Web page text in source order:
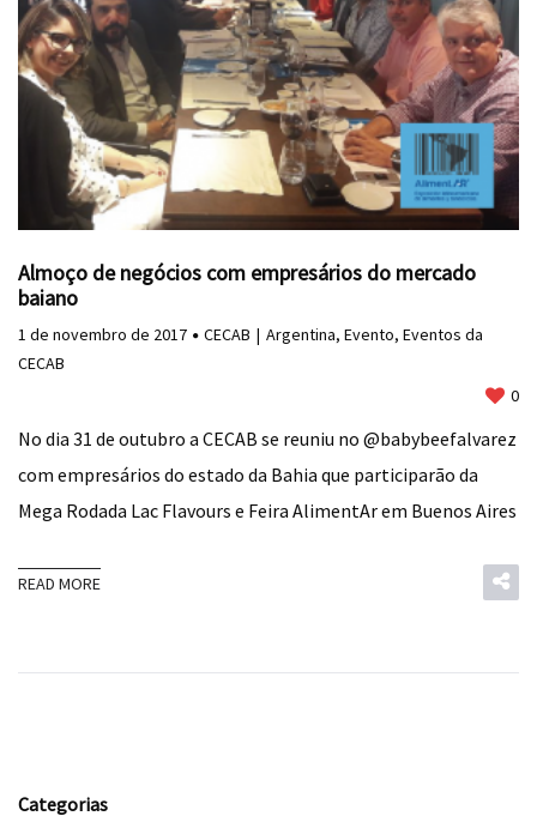
Almoço de negócios com empresários do mercado
baiano
1 de novembro de 2017 CECAB Argentina, Evento, Eventos da
CECAB
0
No dia 31 de outubro a CECAB se reuniu no @babybeefalvarez
com empresários do estado da Bahia que participarão da
Mega Rodada Lac Flavours e Feira AlimentAr em Buenos Aires
READ MORE
Categorias